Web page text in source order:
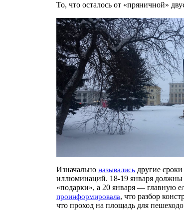
То, что осталось от «пряничной»
Изначально назывались другие
иллюминаций. 18-19 января
«подарки», а 20 января — главную
проинформировала, что разбор
что проход на площадь для